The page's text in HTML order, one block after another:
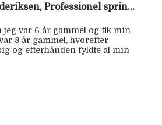
Maria Hjorth Frederiksen, Professionel springrytter
jeg var 6 år gammel og fik min
8 år gammel, hvorefter
og efterhånden fyldte al min